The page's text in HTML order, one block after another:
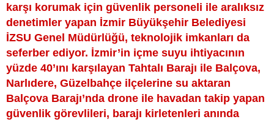
karşı korumak için güvenlik personeli ile aralıksız
denetimler yapan İzmir Büyükşehir Belediyesi
İZSU Genel Müdürlüğü, teknolojik imkanları da
seferber ediyor. İzmir’in içme suyu ihtiyacının
yüzde 40’ını karşılayan Tahtalı Barajı ile Balçova,
Narlıdere, Güzelbahçe ilçelerine su aktaran
Balçova Barajı’nda drone ile havadan takip yapan
güvenlik görevlileri, barajı kirletenleri anında